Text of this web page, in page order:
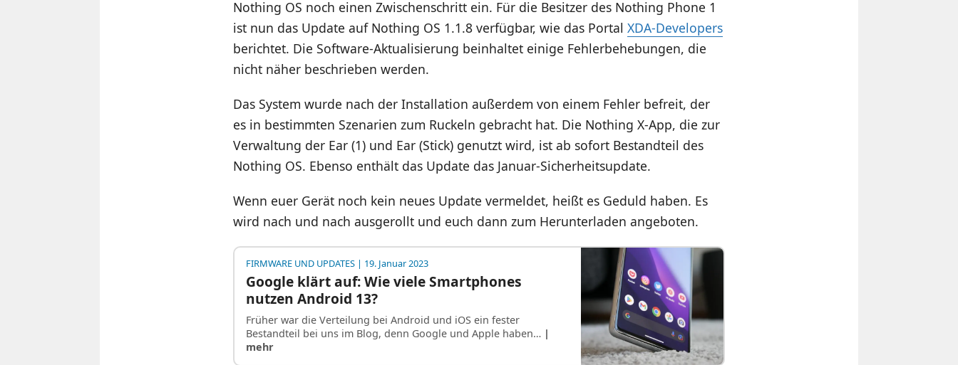
Nothing OS noch einen Zwischenschritt ein. Für die Besitzer des Nothing Phone 1
ist nun das Update auf Nothing OS 1.1.8 verfügbar, wie das Portal XDA-Developers
berichtet. Die Software-Aktualisierung beinhaltet einige Fehlerbehebungen, die
nicht näher beschrieben werden.
Das System wurde nach der Installation außerdem von einem Fehler befreit, der
es in bestimmten Szenarien zum Ruckeln gebracht hat. Die Nothing X-App, die zur
Verwaltung der Ear (1) und Ear (Stick) genutzt wird, ist ab sofort Bestandteil des
Nothing OS. Ebenso enthält das Update das Januar-Sicherheitsupdate.
Wenn euer Gerät noch kein neues Update vermeldet, heißt es Geduld haben. Es
wird nach und nach ausgerollt und euch dann zum Herunterladen angeboten.
FIRMWARE UND UPDATES| 19. Januar 2023
Google klärt auf: Wie viele Smartphones
nutzen Android 13?
Früher war die Verteilung bei Android und iOS ein fester
Bestandteil bei uns im Blog, denn Google und Apple haben… |
mehr